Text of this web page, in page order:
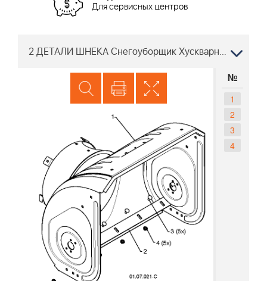
Для сервисных центров
2 ДЕТАЛИ ШНЕКА Снегоуборщик Хускварна ST 276EP 96191003901, 2010-08
№
1
2
3
4